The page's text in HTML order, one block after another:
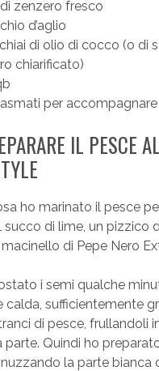
zenzero fresco
d’aglio
di olio di cocco (o di
chiarificato)
per accompagnare
IL PESCE
ho marinato il pesce
succo di lime, un pizzico
di Pepe Nero
i semi qualche
calda, sufficientemente
di pesce, frullandoli
parte. Quindi ho
la parte bianca